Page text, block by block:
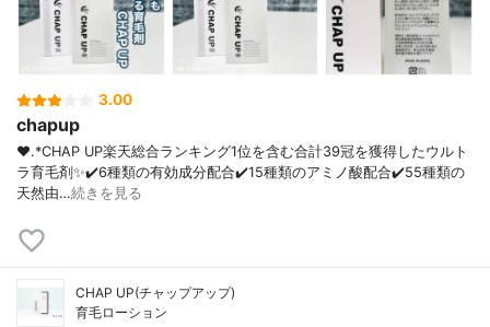
3.00
chapup
❤︎.*CHAP UP⁡楽天総合ランキング1位を含む合計39冠を獲得したウルト
ラ育毛剤✨⁡✔️6種類の有効成分配合✔️15種類のアミノ酸配合✔️55種類の
天然由…続きを見る
CHAP UP(チャップアップ)
育毛ローション